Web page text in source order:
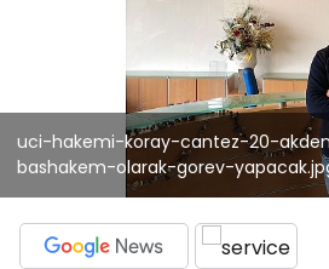
uci-hakemi-koray-cantez-20-
bashakem-olarak-gorev-